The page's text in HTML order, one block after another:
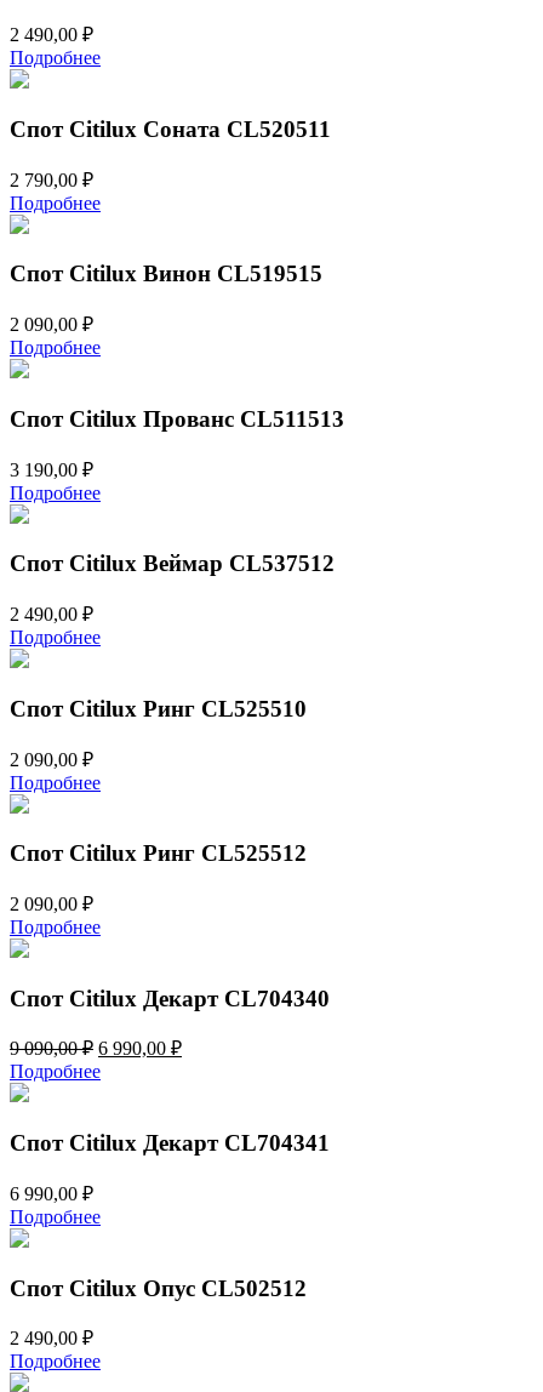
2 490,00 ₽
Подробнее
Спот Citilux Соната CL520511
2 790,00 ₽
Подробнее
Спот Citilux Винон CL519515
2 090,00 ₽
Подробнее
Спот Citilux Прованс CL511513
3 190,00 ₽
Подробнее
Спот Citilux Веймар CL537512
2 490,00 ₽
Подробнее
Спот Citilux Ринг CL525510
2 090,00 ₽
Подробнее
Спот Citilux Ринг CL525512
2 090,00 ₽
Подробнее
Спот Citilux Декарт CL704340
9 090,00₽ Первоначальная
цена
составляла
090,00 ₽.
6 990,00 ₽Текущая
Подробнее
Спот Citilux Декарт CL704341
6 990,00 ₽
Подробнее
Спот Citilux Опус CL502512
2 490,00 ₽
Подробнее